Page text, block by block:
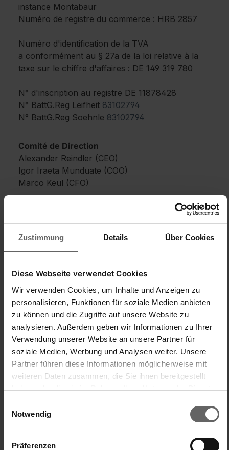
Zustimmung Details Über Cookies
Diese Webseite verwendet Cookies
Wir verwenden Cookies, um Inhalte und Anzeigen zu
personalisieren, Funktionen für soziale Medien anbieten
zu können und die Zugriffe auf unsere Website zu
analysieren. Außerdem geben wir Informationen zu Ihrer
Verwendung unserer Website an unsere Partner für
soziale Medien, Werbung und Analysen weiter. Unsere
Partner führen diese Informationen möglicherweise mit
weiteren Daten zusammen, die Sie ihnen bereitgestellt
haben oder die sie im Rahmen Ihrer Nutzung der Dienste
Cookies, wenn Sie unsere Webseite weiterhin nutzen.
Notwendig
Präferenzen
instance Montabaur
Numéro de registre du commerce : HRB 2857
Numéro d'identification de la TVA
a conformément au § 27a de la loi relative à la
taxe sur le chiffre d'affaires : DE 149 319 780
N° d'inscription au registre DE 11878428
N° BattG.Reg Leifheit 83102794
N° BattG.Reg Soehnle 83102794
Comité de Direction
Alexander Reindler (CEO)
Igor Iraeta Munduate (COO)
Marco Keul (CFO)
La société Leifheit AG n’est ni disposée ni obligée
un organisme de conciliation pour
consommateurs.
Autorité compétente pour les services de médias
audiovisuels :
Medienanstalt Rheinland-Pfalz
Turmstraße 10
67059 Ludwigshafen
Allemagne
Nous avons conçu notre site Internet avec le